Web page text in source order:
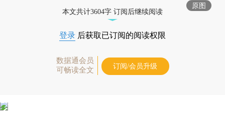
原图
本文共计3604字 订阅后继续阅读
登录 后获取已订阅的阅读权限
数据通会员
可畅读全文
订阅/会员升级